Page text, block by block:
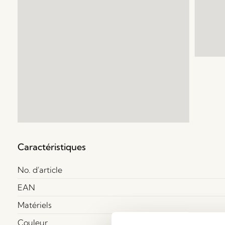
Caractéristiques
No. d'article
EAN
Matériels
Couleur